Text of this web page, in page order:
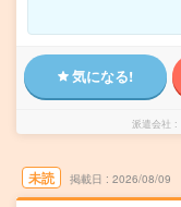
気になる!
派遣会社
未読 掲載日 2026/08/09